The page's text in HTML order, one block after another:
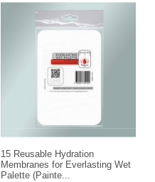
15 Reusable Hydration
Membranes for Everlasting Wet
Palette (Painte...